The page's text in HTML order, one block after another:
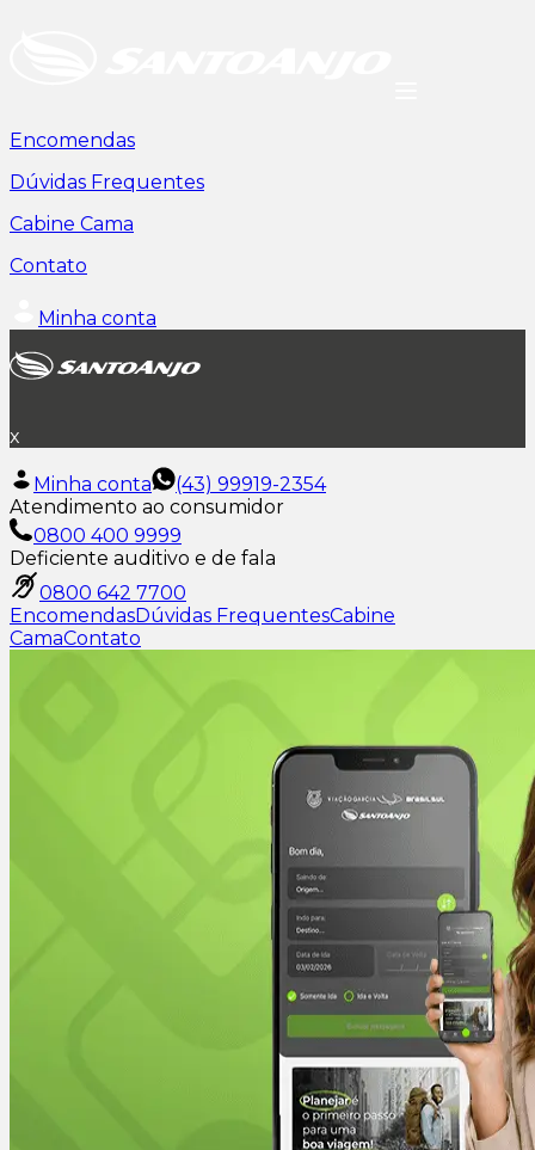
Encomendas
Dúvidas Frequentes
Cabine Cama
Contato
Minha conta
x
Minha conta
(43) 99919-2354
Atendimento ao consumidor
0800 400 9999
Deficiente auditivo e de fala
0800 642 7700
EncomendasDúvidas FrequentesCabine
CamaContato